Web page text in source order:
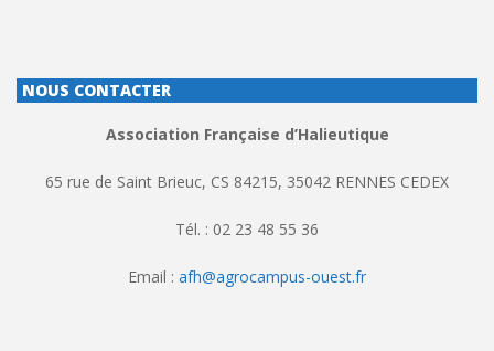
NOUS CONTACTER
Association Française d’Halieutique
65 rue de Saint Brieuc, CS 84215, 35042 RENNES CEDEX
Tél. : 02 23 48 55 36
Email : afh@agrocampus-ouest.fr